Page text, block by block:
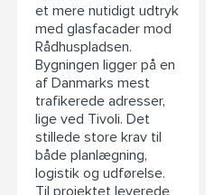
et mere nutidigt udtryk
med glasfacader mod
Rådhuspladsen.
Bygningen ligger på en
af Danmarks mest
trafikerede adresser,
lige ved Tivoli. Det
stillede store krav til
både planlægning,
logistik og udførelse.